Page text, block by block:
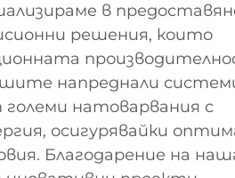
в
решения, които
напреднали
натоварвания с
осигурявайки
Благодарение на